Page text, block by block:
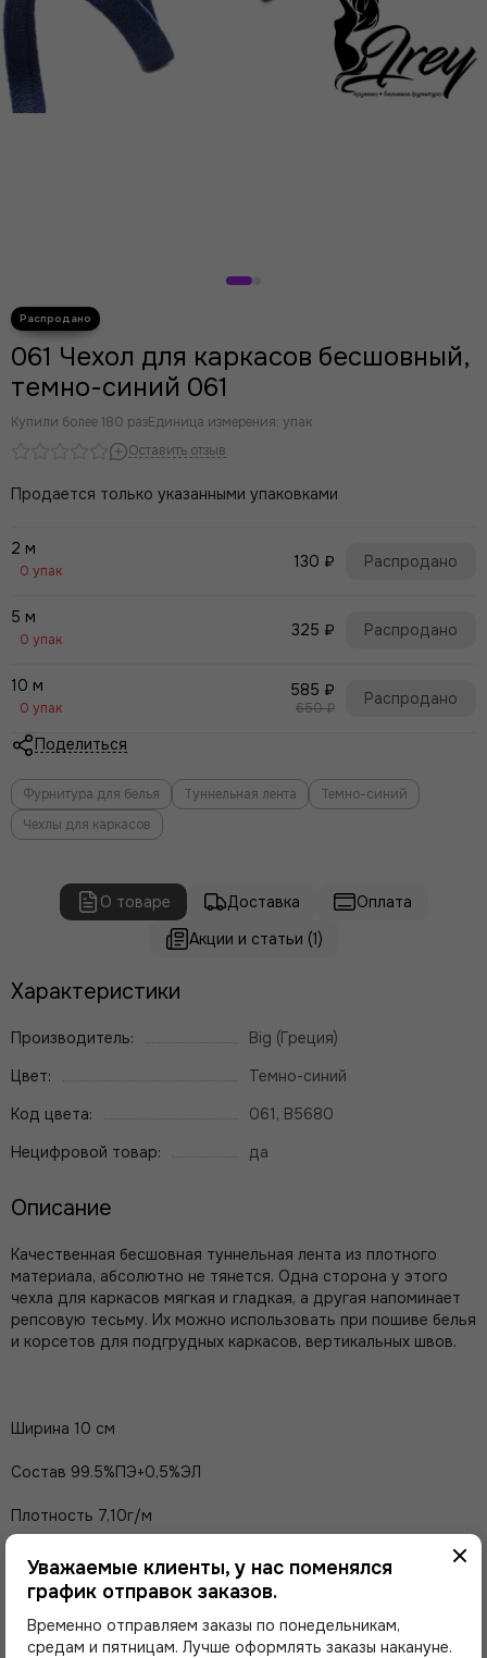
061 Чехол для каркасов бесшовный,
темно-синий 061
Купили более 180 разЕдиница измерения: упак
Оставить отзыв
Продается только указанными упаковками
2 м
0 упак 130 ₽ Распродано
5 м
0 упак 325 ₽ Распродано
10 м
0 упак
585 ₽
650 ₽ Распродано
Поделиться
Фурнитура для белья Туннельная лента
Темно-синий
Чехлы для каркасов
О товаре Доставка
Оплата
Акции и статьи (1)
Характеристики
Производитель:
Big (Греция)
Цвет:
Темно-синий
Код цвета:
061, B5680
Нецифровой товар:
да
Описание
Качественная бесшовная туннельная лента из плотного
материала, абсолютно не тянется. Одна сторона у этого
чехла для каркасов мягкая и гладкая, а другая напоминает
репсовую тесьму. Их можно использовать при пошиве белья
и корсетов для подгрудных каркасов, вертикальных швов.
Ширина 10 см
Состав 99.5%ПЭ+0,5%ЭЛ
Плотность 7,10г/м
Производитель - Греция
Отзывы о товаре
Уважаемые клиенты, у нас поменялся
график отправок заказов.
Временно отправляем заказы по понедельникам,
средам и пятницам. Лучше оформлять заказы накануне.